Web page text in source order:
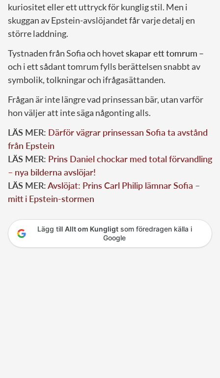
kuriositet eller ett uttryck för kunglig stil. Men i
skuggan av Epstein-avslöjandet får varje detalj en
större laddning.
Tystnaden från Sofia och hovetskapar ett tomrum –
och i ett sådant tomrum fylls berättelsen snabbt av
symbolik, tolkningar och ifrågasättanden.
Frågan är inte längre vad prinsessan bär, utan varför
hon väljer att inte säga någonting alls.
LÄS MER: Därför vägrar prinsessan Sofia ta avstånd
från Epstein
LÄS MER: Prins Daniel chockar med total förvandling
– nya bilderna avslöjar!
LÄS MER:Avslöjat: Prins Carl Philip lämnar Sofia –
mitt i Epstein-stormen
Lägg till Allt om Kungligtsom föredragen källa i
Google